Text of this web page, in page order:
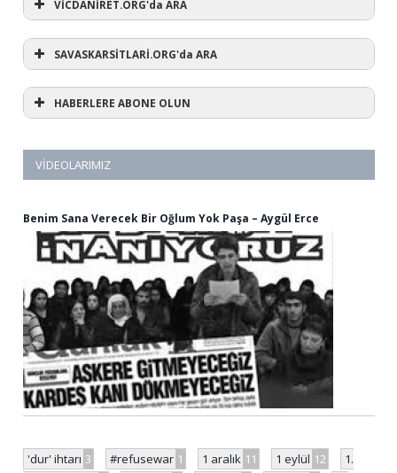
VİCDANİRET.ORG'da ARA
SAVASKARSİTLARİ.ORG'da ARA
HABERLERE ABONE OLUN
VIDEOLARIMIZ
Benim Sana Verecek Bir Oğlum Yok Paşa – Aygül Erce
'dur' ihtarı 3 #refusewar 1 1 aralık 11 1 eylül 12
1.